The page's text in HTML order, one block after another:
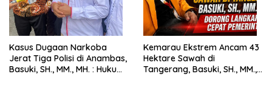
Kasus Dugaan Narkoba
Jerat Tiga Polisi di Anambas,
Basuki, SH., MM., MH. : Hukum
Kemarau Ekstrem Ancam 43
Hektare Sawah di
Tangerang, Basuki, SH., MM.,